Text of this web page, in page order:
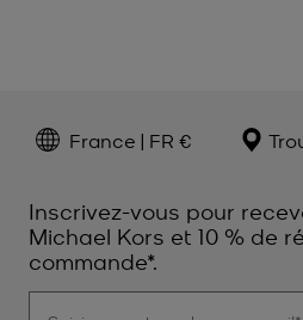
France | FR €
Inscrivez-vous pour
Michael Kors et 10 % de
commande*.